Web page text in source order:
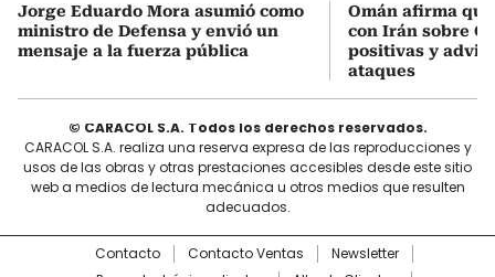
Jorge Eduardo Mora asumió como
ministro de Defensa y envió un
mensaje a la fuerza pública
Omán afirma
con Irán sobre
positivas y
ataques
© CARACOL S.A. Todos los derechos reservados.
CARACOL S.A. realiza una reserva expresa de las reproducciones y
usos de las obras y otras prestaciones accesibles desde este sitio
web a medios de lectura mecánica u otros medios que resulten
adecuados.
Contacto Contacto Ventas
Newsletter